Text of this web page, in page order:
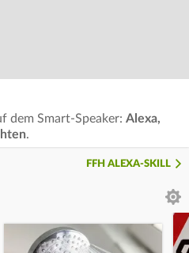
dem Smart-Speaker: Alexa,
.
FFH ALEXA-SKILL